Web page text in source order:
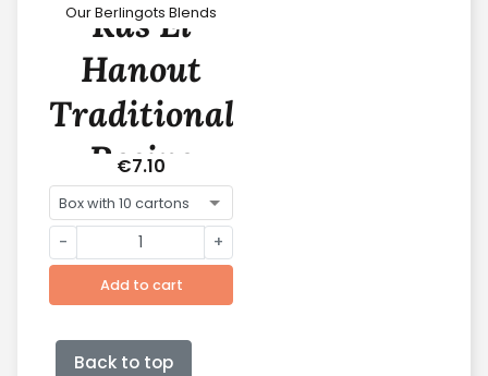
Our Berlingots Blends
Ras El
Hanout
Traditional
Recipe
€7.10
- +
Add to cart
Back to top